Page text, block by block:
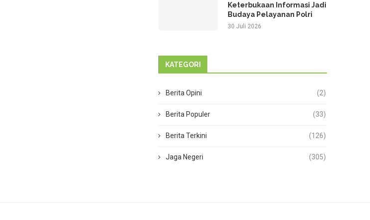
Keterbukaan Informasi Jadi
Budaya Pelayanan Polri
30 Juli 2026
KATEGORI
Berita Opini (2)
Berita Populer (33)
Berita Terkini (126)
Jaga Negeri (305)